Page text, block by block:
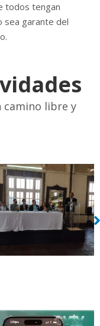
todos tengan
sea garante del
camino libre y
Sin leyenda